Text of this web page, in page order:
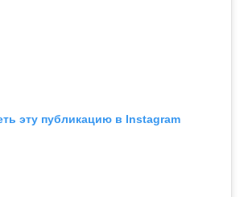
эту публикацию в Instagram